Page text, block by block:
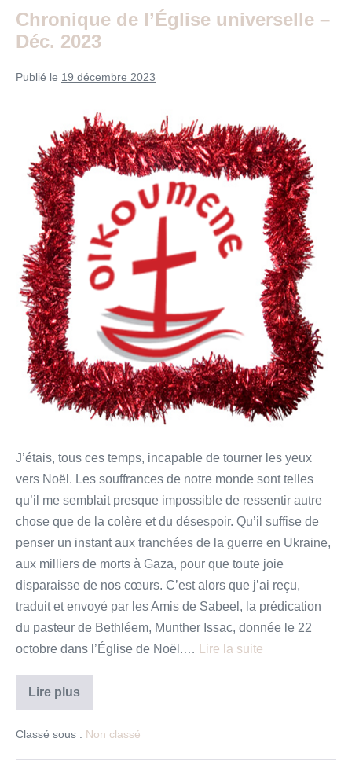
Chronique de l’Église universelle –
Déc. 2023
Publié le 19 décembre 2023
l’Église
universelle
Déc.
2023
J’étais, tous ces temps, incapable de tourner les yeux
vers Noël. Les souffrances de notre monde sont telles
qu’il me semblait presque impossible de ressentir autre
chose que de la colère et du désespoir. Qu’il suffise de
penser un instant aux tranchées de la guerre en Ukraine,
aux milliers de morts à Gaza, pour que toute joie
disparaisse de nos cœurs. C’est alors que j’ai reçu,
traduit et envoyé par les Amis de Sabeel, la prédication
du pasteur de Bethléem, Munther Issac, donnée le 22
octobre dans l’Église de Noël.…
Lire la suite
Lire plusChronique
universelle
–
Classé sous : Non classé